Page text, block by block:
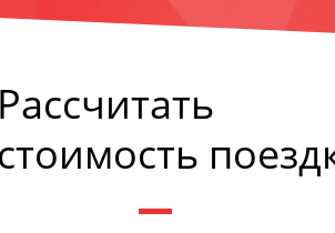
Рассчитать
стоимость